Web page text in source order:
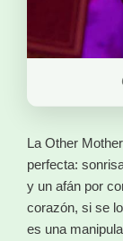
La Other
perfecta:
y un afán por
corazón, si se
es una